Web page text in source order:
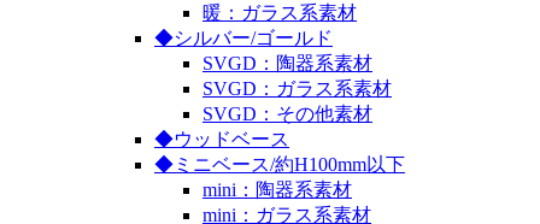
暖：ガラス系素材
◆シルバー/ゴールド
SVGD：陶器系素材
SVGD：ガラス系素材
SVGD：その他素材
◆ウッドベース
◆ミニベース/約H100mm以下
mini：陶器系素材
mini：ガラス系素材